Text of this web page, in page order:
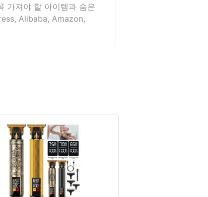
가져야 할 아이템과 숨은
Alibaba, Amazon,